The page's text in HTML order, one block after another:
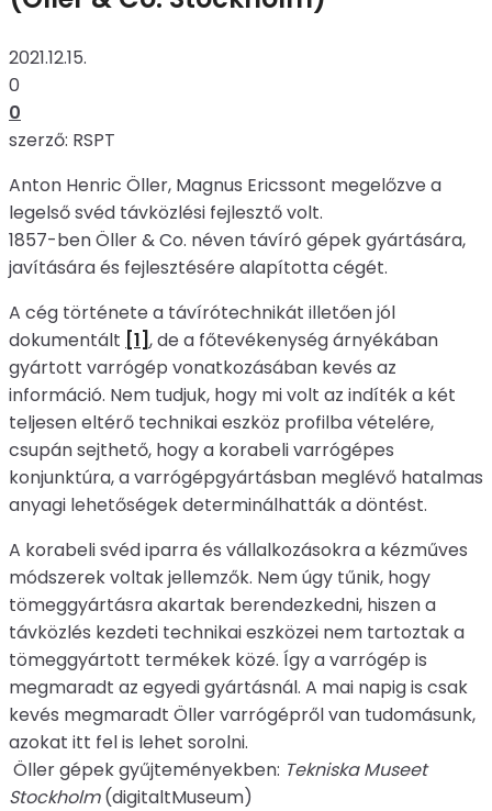
2021.12.15.
0
0
szerző: RSPT
Anton Henric Öller, Magnus Ericssont megelőzve a
legelső svéd távközlési fejlesztő volt.
1857-ben Öller & Co. néven távíró gépek gyártására,
javítására és fejlesztésére alapította cégét.
A cég története a távírótechnikát illetően jól
dokumentált [1], de a főtevékenység árnyékában
gyártott varrógép vonatkozásában kevés az
információ. Nem tudjuk, hogy mi volt az indíték a két
teljesen eltérő technikai eszköz profilba vételére,
csupán sejthető, hogy a korabeli varrógépes
konjunktúra, a varrógépgyártásban meglévő hatalmas
anyagi lehetőségek determinálhatták a döntést.
A korabeli svéd iparra és vállalkozásokra a kézműves
módszerek voltak jellemzők. Nem úgy tűnik, hogy
tömeggyártásra akartak berendezkedni, hiszen a
távközlés kezdeti technikai eszközei nem tartoztak a
tömeggyártott termékek közé. Így a varrógép is
megmaradt az egyedi gyártásnál. A mai napig is csak
kevés megmaradt Öller varrógépről van tudomásunk,
azokat itt fel is lehet sorolni.
Öller gépek gyűjteményekben: Tekniska Museet
Stockholm(digitaltMuseum)